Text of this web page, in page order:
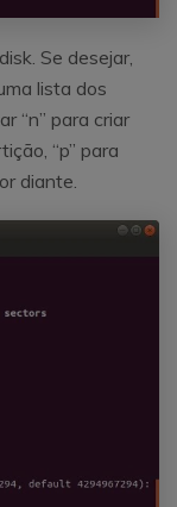
Se desejar,
lista dos
“n” para criar
“p” para
diante.